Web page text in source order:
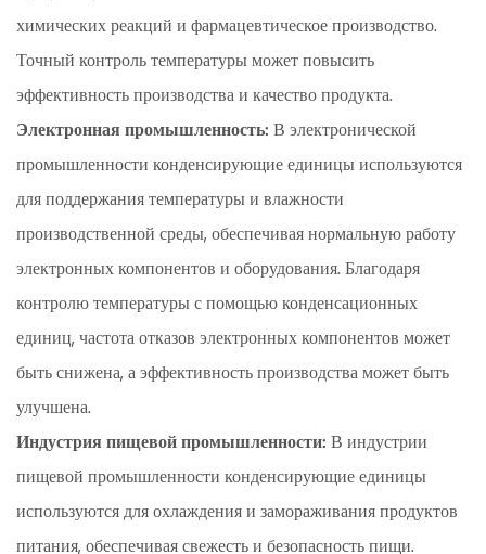
Мереды
предосторожности
для
за
конденсирующими
единицами
от
Refrigeration
Technology
Co.,
Ltd.
химических реакций и фармацевтическое производство.
Точный контроль температуры может повысить
эффективность производства и качество продукта.
Электронная промышленность: В электронической
промышленности конденсирующие единицы используются
для поддержания температуры и влажности
производственной среды, обеспечивая нормальную работу
электронных компонентов и оборудования. Благодаря
контролю температуры с помощью конденсационных
единиц, частота отказов электронных компонентов может
быть снижена, а эффективность производства может быть
улучшена.
Индустрия пищевой промышленности: В индустрии
пищевой промышленности конденсирующие единицы
используются для охлаждения и замораживания продуктов
питания, обеспечивая свежесть и безопасность пищи.